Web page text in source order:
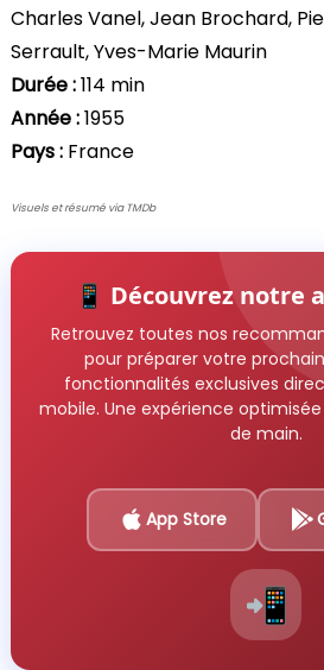
Charles Vanel, Jean Brochard,
Serrault, Yves-Marie Maurin
Durée :114 min
Année :1955
Pays : France
Visuels et résumé via TMDb
📱 Découvrez notre
Retrouvez toutes nos
pour préparer votre
fonctionnalités exclusives
mobile. Une expérience
de main.
App Store
📲